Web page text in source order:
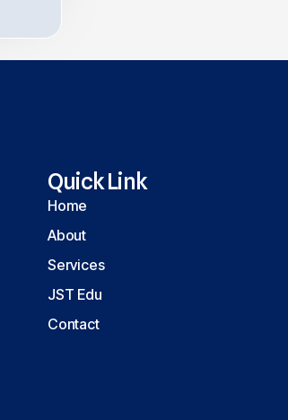
Quick Link
Home
About
Services
JST Edu
Contact